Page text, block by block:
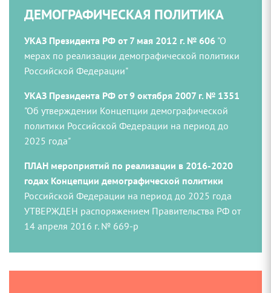
ДЕМОГРАФИЧЕСКАЯ ПОЛИТИКА
УКАЗ Президента РФ от 7 мая 2012 г. № 606 "О
мерах по реализации демографической политики
Российской Федерации"
УКАЗ Президента РФ от 9 октября 2007 г. № 1351
"Об утверждении Концепции демографической
политики Российской Федерации на период до
2025 года"
ПЛАН мероприятий по реализации в 2016-2020
годах Концепции демографической политики
Российской Федерации на период до 2025 года
УТВЕРЖДЕН распоряжением Правительства РФ от
14 апреля 2016 г. № 669-р